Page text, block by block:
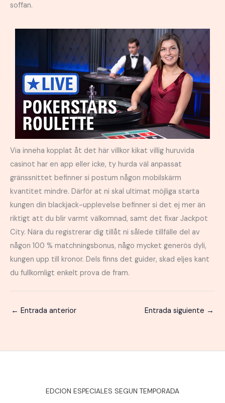
soffan.
Via inneha kopplat åt det här villkor kikat villig huruvida
casinot har en app eller icke, ty hurda väl anpassat
gränssnittet befinner si postum någon mobilskärm
kvantitet mindre. Därför at ni skal ultimat möjliga starta
kungen din blackjack-upplevelse befinner si det ej mer än
riktigt att du blir varmt välkomnad, samt det fixar Jackpot
City. Nära du registrerar dig tillåt ni sålede tillfälle del av
någon 100 % matchningsbonus, någo mycket generös dyli,
kungen upp till kronor. Dels finns det guider, skad eljes kant
du fullkomligt enkelt prova de fram.
← Entrada anterior Entrada siguiente →
EDCION ESPECIALES SEGUN TEMPORADA